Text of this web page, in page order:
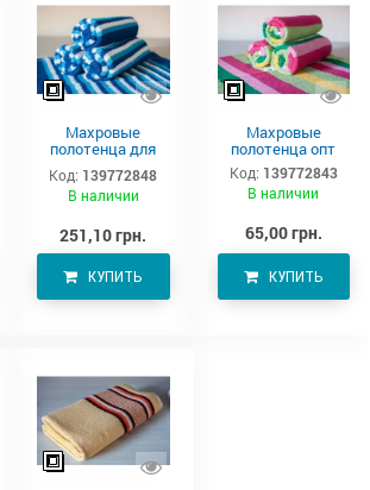
Махровые
полотенца для
тела –
производитель
Аватон
Код: 139772848
В наличии
251,10 грн.
КУПИТЬ
Махровые
полотенца опт
Код: 139772843
В наличии
65,00 грн.
КУПИТЬ